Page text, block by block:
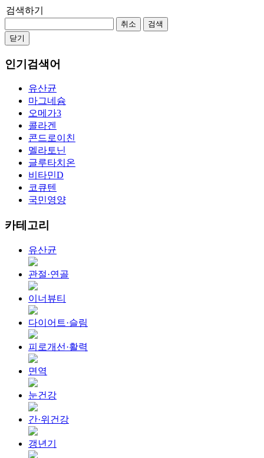
검색하기
취소
검색
닫기
인기검색어
유산균
마그네슘
오메가3
콜라겐
콘드로이친
멜라토닌
글루타치온
비타민D
코큐텐
국민영양
카테고리
유산균
관절·연골
이너뷰티
다이어트·슬림
피로개선·활력
면역
눈건강
간·위건강
갱년기